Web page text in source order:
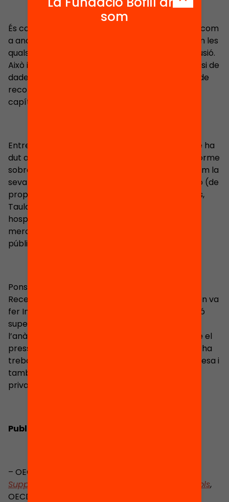
És coautora de diverses publicacions de l’OCDE com
a analista política i econòmica en profunditat, en les
quals ha participat des de la creació fins a la difusió.
Això implica el disseny de cada publicació, l’anàlisi de
dades, la investigació acadèmica, la formulació de
recomanacions de polítiques, l’elaboració dels
capítols i l’adaptació dels capítols d’experts.
Entre els seus treballs destaquen les anàlisis que ha
dut a terme de països com Mèxic i Corea, un informe
sobre la equitat i la qualitat de l’educació, així com la
seva contribució a la Política d’Outlook Educació (de
propera publicació), Escoles Públiques i Privades,
Taula Rodona sobre la competència en serveis
hospitalaris, Taula Rodona sobre definició del
mercat, Govern d’una ullada 2011 (contractació
pública, govern obert i e-govern).
Pons ha treballat a la Comissió d’Universitats i
Recerca (CUR) de la Generalitat de Catalunya on va
fer Investigació i anàlisi de polítiques en educació
superior per al Govern català, va participar en
l’anàlisi i la redacció d’informes de política sobre el
pressupost i la gestió de les universitats. També ha
treballat com a analista a l’Ajuntament de Manresa i
també com a assessora financera a l’empresa
privada.
Publicacions
– OECD (2011)
Supporting Disadvantaged Students and Schools,
OECD Publishing, Paris.
som